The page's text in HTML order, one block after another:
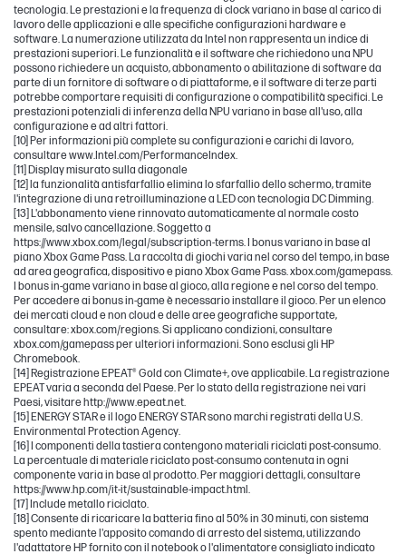
tecnologia. Le prestazioni e la frequenza di clock variano in base al carico di
lavoro delle applicazioni e alle specifiche configurazioni hardware e
software. La numerazione utilizzata da Intel non rappresenta un indice di
prestazioni superiori. Le funzionalità e il software che richiedono una NPU
possono richiedere un acquisto, abbonamento o abilitazione di software da
parte di un fornitore di software o di piattaforme, e il software di terze parti
potrebbe comportare requisiti di configurazione o compatibilità specifici. Le
prestazioni potenziali di inferenza della NPU variano in base all'uso, alla
configurazione e ad altri fattori.
[10] Per informazioni più complete su configurazioni e carichi di lavoro,
consultare www.Intel.com/PerformanceIndex.
[11] Display misurato sulla diagonale
[12] la funzionalità antisfarfallio elimina lo sfarfallio dello schermo, tramite
l'integrazione di una retroilluminazione a LED con tecnologia DC Dimming.
[13] L'abbonamento viene rinnovato automaticamente al normale costo
mensile, salvo cancellazione. Soggetto a
https://www.xbox.com/legal/subscription-terms. I bonus variano in base al
piano Xbox Game Pass. La raccolta di giochi varia nel corso del tempo, in base
ad area geografica, dispositivo e piano Xbox Game Pass. xbox.com/gamepass.
I bonus in-game variano in base al gioco, alla regione e nel corso del tempo.
Per accedere ai bonus in-game è necessario installare il gioco. Per un elenco
dei mercati cloud e non cloud e delle aree geografiche supportate,
consultare: xbox.com/regions. Si applicano condizioni, consultare
xbox.com/gamepass per ulteriori informazioni. Sono esclusi gli HP
Chromebook.
[14] Registrazione EPEAT® Gold con Climate+, ove applicabile. La registrazione
EPEAT varia a seconda del Paese. Per lo stato della registrazione nei vari
Paesi, visitare http://www.epeat.net.
[15] ENERGY STAR e il logo ENERGY STAR sono marchi registrati della U.S.
Environmental Protection Agency.
[16] I componenti della tastiera contengono materiali riciclati post-consumo.
La percentuale di materiale riciclato post-consumo contenuta in ogni
componente varia in base al prodotto. Per maggiori dettagli, consultare
https://www.hp.com/it-it/sustainable-impact.html.
[17] Include metallo riciclato.
[18] Consente di ricaricare la batteria fino al 50% in 30 minuti, con sistema
spento mediante l'apposito comando di arresto del sistema, utilizzando
l'adattatore HP fornito con il notebook o l'alimentatore consigliato indicato